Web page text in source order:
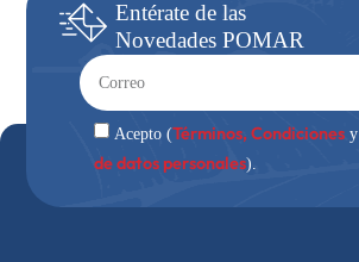
Entérate de las
NovedadesPOMAR
Acepto (Términos, Condicionesy
de datos personales).